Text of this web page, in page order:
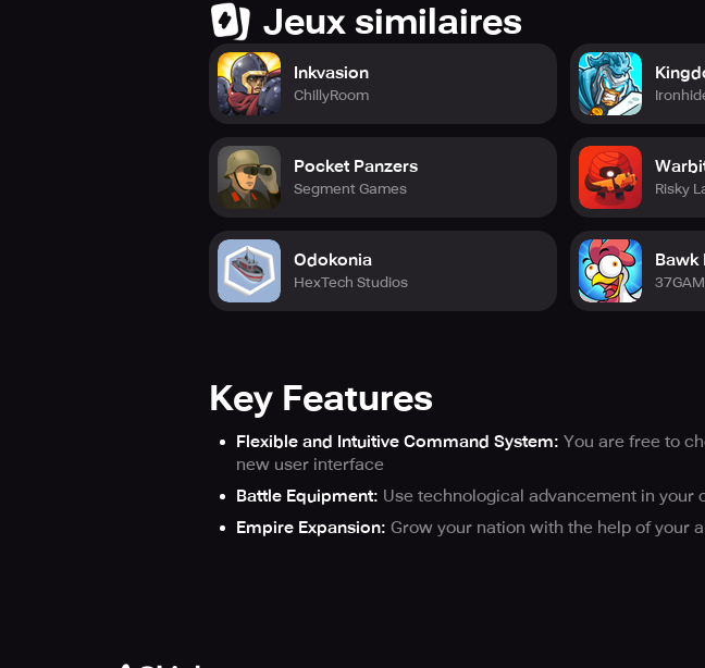
Jeux similaires
Inkvasion
ChillyRoom
Pocket Panzers
Segment Games
Odokonia
HexTech Studios
Risky
Bawk
Key Features
Flexible and Intuitive Command System: You are free to
new user interface
Battle Equipment: Use technological advancement in
Empire Expansion: Grow your nation with the help of your